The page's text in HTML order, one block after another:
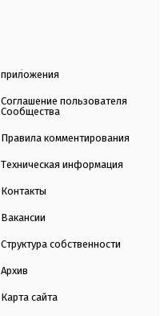
приложения
Соглашение пользователя
Сообщества
Правила комментирования
Техническая информация
Контакты
Вакансии
Структура собственности
Архив
Карта сайта